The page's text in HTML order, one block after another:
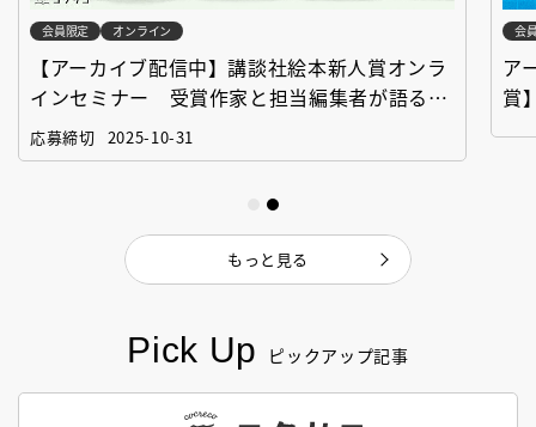
Pick Up ピックアップ記事
会員限定 オンライン
【アーカイブ配信中】講談社絵本新人賞オンラ
インセミナー 受賞作家と担当編集者が語る
「絵本創作実践講座」
応募締切 2025-10-31
会
ア
賞
もっと見る